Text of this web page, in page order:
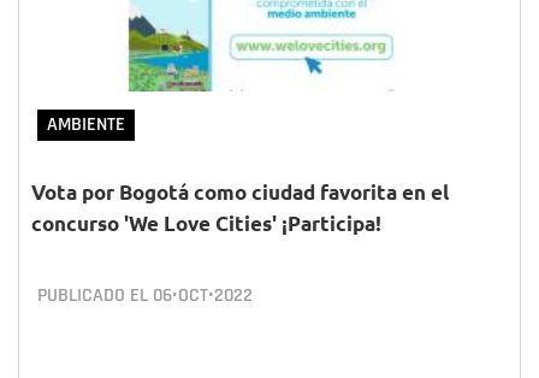
AMBIENTE
Vota por Bogotá como ciudad favorita en el
concurso 'We Love Cities' ¡Participa!
PUBLICADO EL 06•OCT•2022